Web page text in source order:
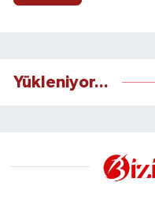
Yükleniyor...